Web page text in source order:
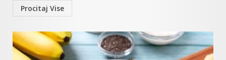
Procitaj Vise